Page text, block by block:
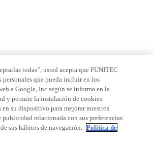
todas”, usted acepta que FUNITEC
personales que pueda incluir en los
a Google, Inc según se informa en la
y permite la instalación de cookies
en su dispositivo para mejorar nuestros
publicidad relacionada con sus preferencias
sus hábitos de navegación. Política de